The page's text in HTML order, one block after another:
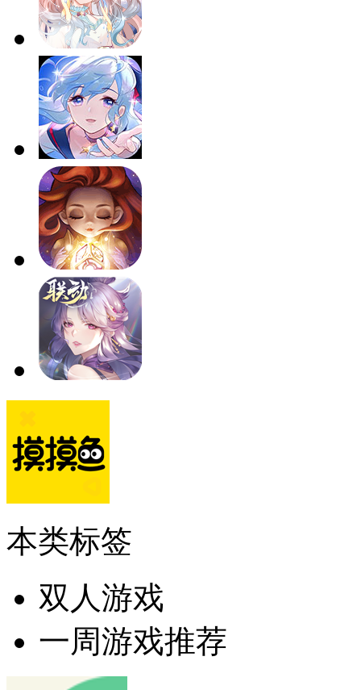
本类标签
双人游戏
一周游戏推荐